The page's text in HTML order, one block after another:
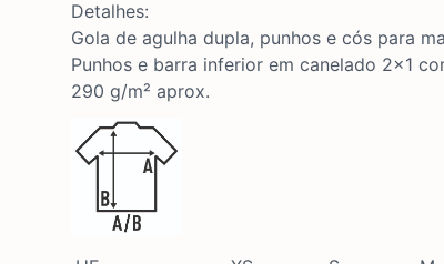
Detalhes:
Gola de agulha dupla, punhos e cós para
Punhos e barra inferior em canelado 2x1
290 g/m² aprox.